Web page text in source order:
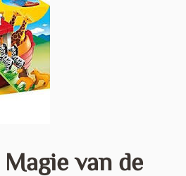
van de